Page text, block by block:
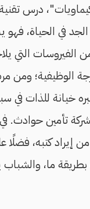
درس
في الحياة،
التي
الوظيفية؛ ومن
خيانة للذات
تأمين حوادث.
إيراد كتبه،
ما، والشباب